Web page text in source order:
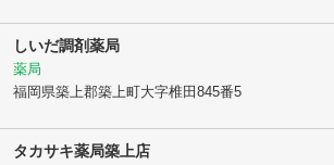
しいだ調剤薬局
薬局
福岡県築上郡築上町大字椎田845番5
タカサキ薬局築上店